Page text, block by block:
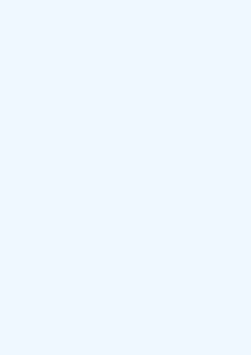
vol vers Guwahati. Vous serez accueillis à
enchères de thé a lieu à Guwahati. Si le
d’une journée tranquille dans la plantation de
cet après-midi lors de la séance de
jusqu’à Kaziranga. Connu pour être le
qui s’étendent sur environ 60 km du côté
safari dans le parc.
midi dans la zone Est du parc.
et avoir la chance d’apercevoir des
partie centrale.